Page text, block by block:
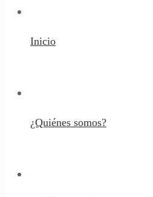
Inicio
¿Quiénes somos?